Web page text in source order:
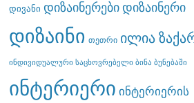
დივანი დიზაინერებიდიზაინერი
დიზაინი თეთრი ილია
ინდივიდუალური საცხოვრებელი ბინა ბუნებაში
ინტერიერი ინტერიერის